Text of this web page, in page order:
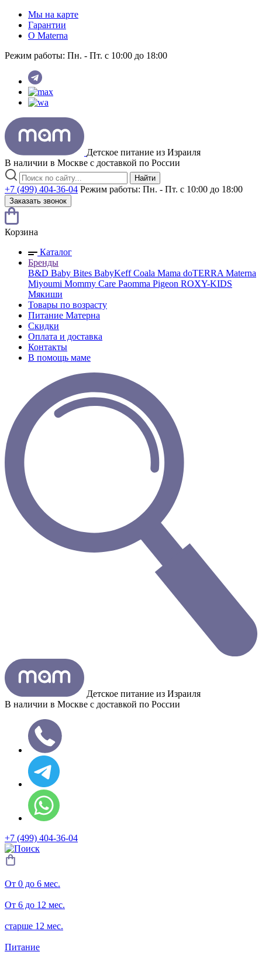
Мы на карте
Гарантии
O Materna
Режим работы: Пн. - Пт. с 10:00 до 18:00
Детское питание из Израиля
В наличии в Москве с доставкой по России
Найти
+7 (499) 404-36-04 Режим работы: Пн. - Пт. с 10:00 до 18:00
Заказать звонок
Корзина
Каталог
Бренды
B&D Baby Bites BabyKeffCoala Mama doTERRA Materna
Miyoumi Mommy Care Paomma Pigeon ROXY-KIDS
Мякиши
Товары по возрасту
Питание Матерна
Скидки
Оплата и доставка
Контакты
В помощь маме
Детское питание из Израиля
В наличии в Москве с доставкой по России
+7 (499) 404-36-04
От 0 до 6 мес.
От 6 до 12 мес.
старше 12 мес.
Питание